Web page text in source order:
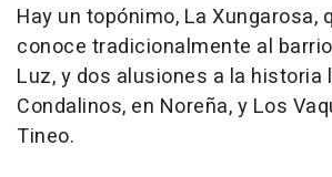
Hay un topónimo, La Xungarosa,
conoce tradicionalmente al
Luz, y dos alusiones a la historia
Condalinos, en Noreña, y Los
Tineo.